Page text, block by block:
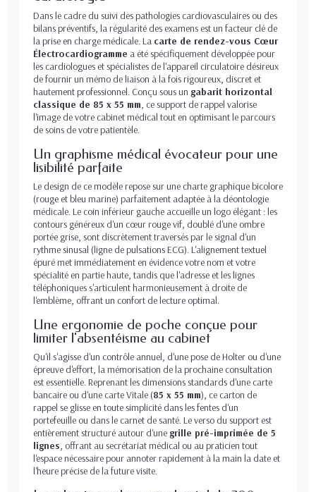
Dans le cadre du suivi des pathologies cardiovasculaires ou des
bilans préventifs, la régularité des examens est un facteur clé de
la prise en charge médicale. La carte de rendez-vous Cœur
Électrocardiogramme a été spécifiquement développée pour
les cardiologues et spécialistes de l'appareil circulatoire désireux
de fournir un mémo de liaison à la fois rigoureux, discret et
hautement professionnel. Conçu sous un gabarit horizontal
classique de 85 x 55 mm, ce support de rappel valorise
l'image de votre cabinet médical tout en optimisant le parcours
de soins de votre patientèle.
Un graphisme médical évocateur pour une
lisibilité parfaite
Le design de ce modèle repose sur une charte graphique bicolore
(rouge et bleu marine) parfaitement adaptée à la déontologie
médicale. Le coin inférieur gauche accueille un logo élégant : les
contours généreux d'un cœur rouge vif, doublé d'une ombre
portée grise, sont discrètement traversés par le signal d'un
rythme sinusal (ligne de pulsations ECG). L'alignement textuel
épuré met immédiatement en évidence votre nom et votre
spécialité en partie haute, tandis que l'adresse et les lignes
téléphoniques s'articulent harmonieusement à droite de
l'emblème, offrant un confort de lecture optimal.
Une ergonomie de poche conçue pour
limiter l'absentéisme au cabinet
Qu'il s'agisse d'un contrôle annuel, d'une pose de Holter ou d'une
épreuve d'effort, la mémorisation de la prochaine consultation
est essentielle. Reprenant les dimensions standards d'une carte
bancaire ou d'une carte Vitale (85 x 55 mm), ce carton de
rappel se glisse en toute simplicité dans les fentes d'un
portefeuille ou dans le carnet de santé. Le verso du support est
entièrement structuré autour d'une grille pré-imprimée de 5
lignes, offrant au secrétariat médical ou au praticien tout
l'espace nécessaire pour annoter rapidement à la main la date et
l'heure précise de la future visite.